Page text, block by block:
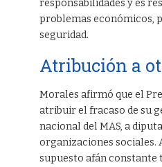
responsabilidades y es
problemas económicos,
seguridad.
Atribución a
Morales afirmó que el
atribuir el fracaso de su
nacional del MAS, a
organizaciones sociales.
supuesto afán